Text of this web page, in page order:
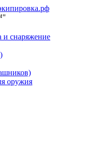
и снаряжение
оружия